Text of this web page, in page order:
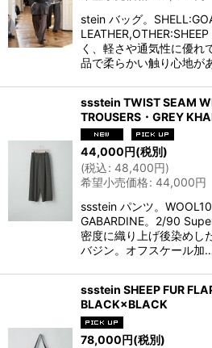
stein バッグ。
く、軽さや通気性に優れ
品で柔らかい触り心地が
ssstein TWIST SEAM
TROUSERS・GREY
44,000円(税別)
(税込: 48,400円)
希望小売価格: 44,000円
ssstein パンツ。
GABARDINE。2/90
密度に織り上げ後染めし
バジン。オフスケール加
ssstein SHEEP FUR
BLACK×BLACK
78,000円(税別)